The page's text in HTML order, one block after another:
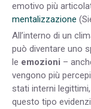
emotivo più
mentalizzazione
All’interno di un
può diventare uno
le emozioni –
vengono più
stati interni
questo tipo